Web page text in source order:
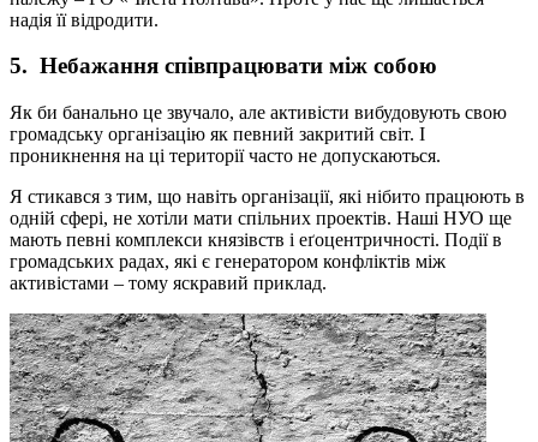
надія її відродити.
5. Небажання співпрацювати між собою
Як би банально це звучало, але активісти вибудовують свою
громадську організацію як певний закритий світ. І
проникнення на ці території часто не допускаються.
Я стикався з тим, що навіть організації, які нібито працюють в
одній сфері, не хотіли мати спільних проектів. Наші НУО ще
мають певні комплекси князівств і еґоцентричності. Події в
громадських радах, які є генератором конфліктів між
активістами – тому яскравий приклад.